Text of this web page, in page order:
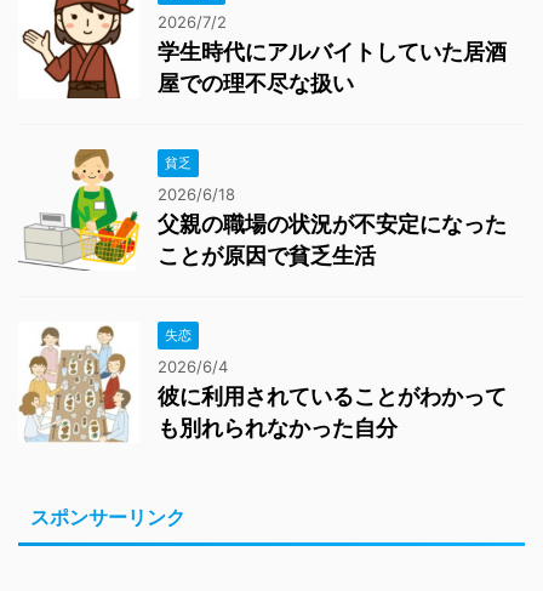
2026/7/2
学生時代にアルバイトしていた居酒
屋での理不尽な扱い
貧乏
2026/6/18
父親の職場の状況が不安定になった
ことが原因で貧乏生活
失恋
2026/6/4
彼に利用されていることがわかって
も別れられなかった自分
スポンサーリンク